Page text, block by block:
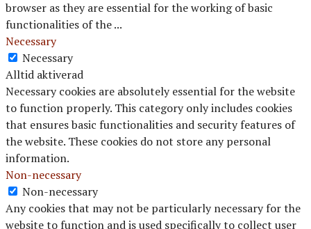
browser as they are essential for the working of basic
functionalities of the...
Necessary
Necessary
Alltid aktiverad
Necessary cookies are absolutely essential for the website
to function properly. This category only includes cookies
that ensures basic functionalities and security features of
the website. These cookies do not store any personal
information.
Non-necessary
Non-necessary
Any cookies that may not be particularly necessary for the
website to function and is used specifically to collect user